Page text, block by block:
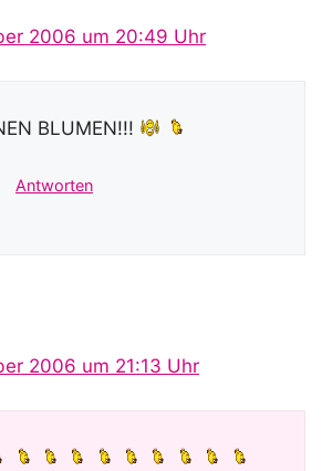
2006 um 20:49 Uhr
BLUMEN!!!
Antworten
2006 um 21:13 Uhr